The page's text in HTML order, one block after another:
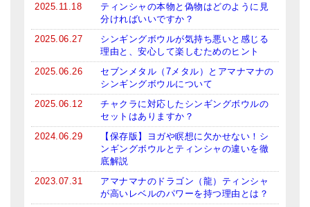
2025.11.18
ティンシャの本物と偽物はどのように見
分ければいいですか？
2025.06.27
シンギングボウルが気持ち悪いと感じる
理由と、安心して楽しむためのヒント
2025.06.26
セブンメタル（7メタル）とアマナマナの
シンギングボウルについて
2025.06.12
チャクラに対応したシンギングボウルの
セットはありますか？
2024.06.29
【保存版】ヨガや瞑想に欠かせない！シ
ンギングボウルとティンシャの違いを徹
底解説
2023.07.31
アマナマナのドラゴン（龍）ティンシャ
が高いレベルのパワーを持つ理由とは？